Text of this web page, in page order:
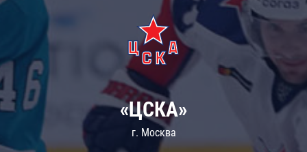
«ЦСКА»
г. Москва